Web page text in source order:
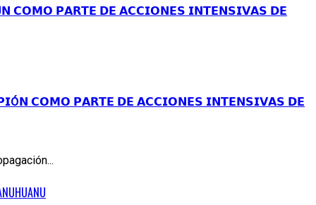
𝗖𝗢𝗠𝗢 𝗣𝗔𝗥𝗧𝗘 𝗗𝗘 𝗔𝗖𝗖𝗜𝗢𝗡𝗘𝗦 𝗜𝗡𝗧𝗘𝗡𝗦𝗜𝗩𝗔𝗦 𝗗𝗘
𝗖𝗢𝗠𝗢 𝗣𝗔𝗥𝗧𝗘 𝗗𝗘 𝗔𝗖𝗖𝗜𝗢𝗡𝗘𝗦 𝗜𝗡𝗧𝗘𝗡𝗦𝗜𝗩𝗔𝗦 𝗗𝗘